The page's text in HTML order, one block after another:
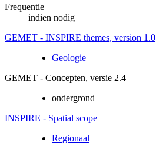
Frequentie
indien nodig
GEMET - INSPIRE themes, version 1.0
Geologie
GEMET - Concepten, versie 2.4
ondergrond
INSPIRE - Spatial scope
Regionaal